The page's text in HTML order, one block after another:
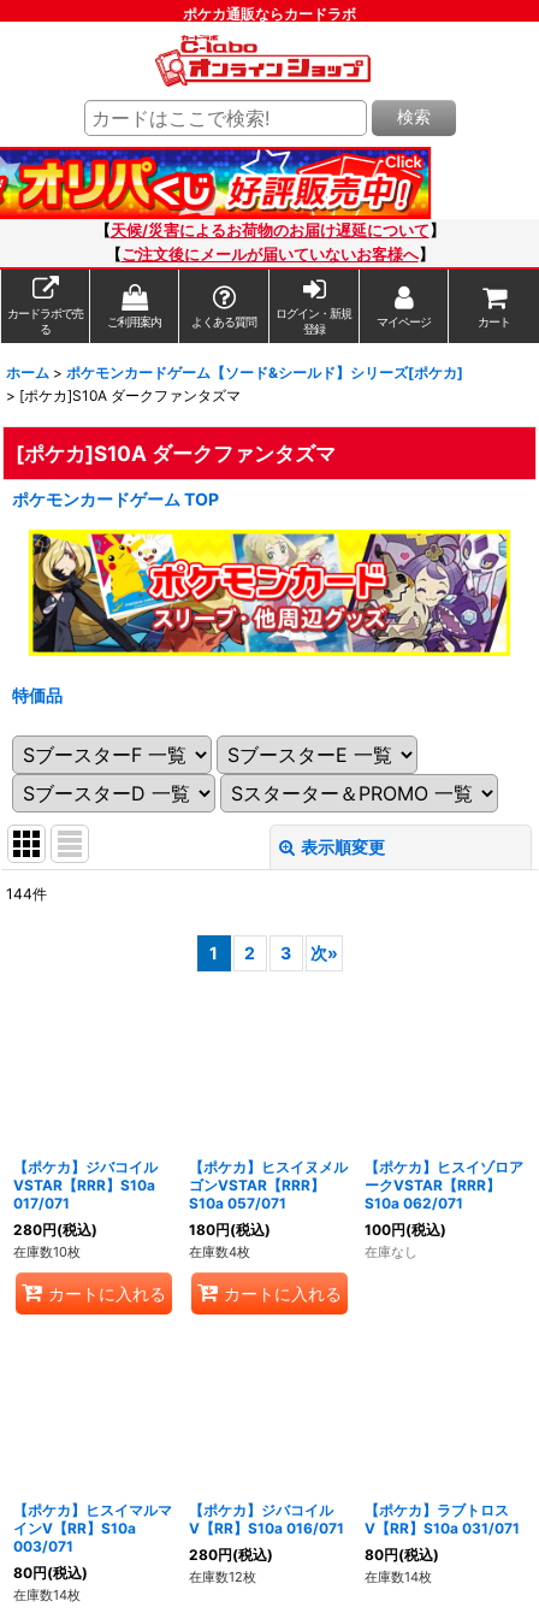
ポケカ通販ならカードラボ
検索
【天候/災害によるお荷物のお届け遅延について 】
【ご注文後にメールが届いていないお客様へ】
カードラボで売
る
ご利用案内 よくある質問
ログイン・新規
登録
マイページ カート
ホーム > ポケモンカードゲーム【ソード&シールド】シリーズ[ポケカ]
> [ポケカ]S10A ダークファンタズマ
[ポケカ]S10A ダークファンタズマ
ポケモンカードゲーム TOP
特価品
表示順変更
144件
1 2 3 次»
【ポケカ】ジバコイル
VSTAR【RRR】S10a
017/071
280円(税込)
在庫数10枚
カートに入れる
【ポケカ】ヒスイヌメル
ゴンVSTAR【RRR】
S10a 057/071
180円(税込)
在庫数4枚
カートに入れる
【ポケカ】ヒスイゾロア
ークVSTAR【RRR】
S10a 062/071
100円(税込)
在庫なし
【ポケカ】ヒスイマルマ
インV【RR】S10a
003/071
80円(税込)
在庫数14枚
【ポケカ】ジバコイル
V【RR】S10a 016/071
280円(税込)
在庫数12枚
【ポケカ】ラブトロス
V【RR】S10a 031/071
80円(税込)
在庫数14枚